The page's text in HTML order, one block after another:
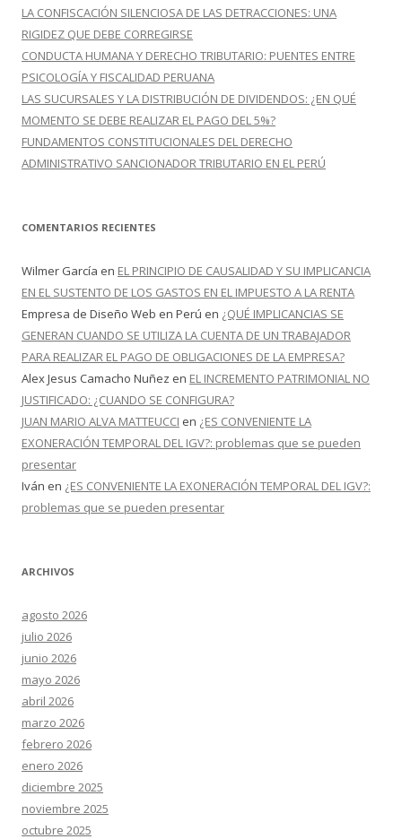
LA CONFISCACIÓN SILENCIOSA DE LAS DETRACCIONES: UNA
RIGIDEZ QUE DEBE CORREGIRSE
CONDUCTA HUMANA Y DERECHO TRIBUTARIO: PUENTES ENTRE
PSICOLOGÍA Y FISCALIDAD PERUANA
LAS SUCURSALES Y LA DISTRIBUCIÓN DE DIVIDENDOS: ¿EN QUÉ
MOMENTO SE DEBE REALIZAR EL PAGO DEL 5%?
FUNDAMENTOS CONSTITUCIONALES DEL DERECHO
ADMINISTRATIVO SANCIONADOR TRIBUTARIO EN EL PERÚ
COMENTARIOS RECIENTES
Wilmer García en EL PRINCIPIO DE CAUSALIDAD Y SU IMPLICANCIA
EN EL SUSTENTO DE LOS GASTOS EN EL IMPUESTO A LA RENTA
Empresa de Diseño Web en Perú en ¿QUÉ IMPLICANCIAS SE
GENERAN CUANDO SE UTILIZA LA CUENTA DE UN TRABAJADOR
PARA REALIZAR EL PAGO DE OBLIGACIONES DE LA EMPRESA?
Alex Jesus Camacho Nuñez en EL INCREMENTO PATRIMONIAL NO
JUSTIFICADO: ¿CUANDO SE CONFIGURA?
JUAN MARIO ALVA MATTEUCCI en ¿ES CONVENIENTE LA
EXONERACIÓN TEMPORAL DEL IGV?: problemas que se pueden
presentar
Iván en ¿ES CONVENIENTE LA EXONERACIÓN TEMPORAL DEL IGV?:
problemas que se pueden presentar
ARCHIVOS
agosto 2026
julio 2026
junio 2026
mayo 2026
abril 2026
marzo 2026
febrero 2026
enero 2026
diciembre 2025
noviembre 2025
octubre 2025